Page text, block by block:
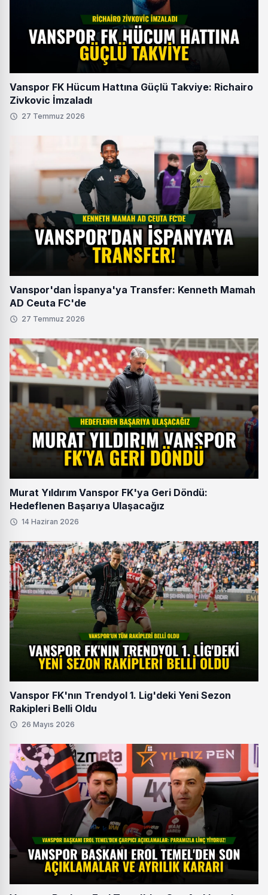
Vanspor FK Hücum Hattına Güçlü Takviye: Richairo
Zivkovic İmzaladı
27 Temmuz 2026
Vanspor'dan İspanya'ya Transfer: Kenneth Mamah
AD Ceuta FC'de
27 Temmuz 2026
Murat Yıldırım Vanspor FK'ya Geri Döndü:
Hedeflenen Başarıya Ulaşacağız
14 Haziran 2026
Vanspor FK'nın Trendyol 1. Lig'deki Yeni Sezon
Rakipleri Belli Oldu
26 Mayıs 2026